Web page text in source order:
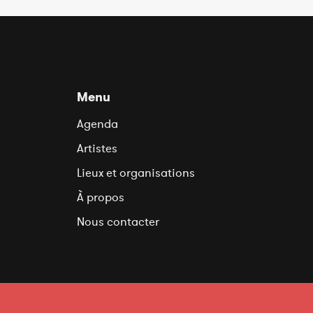
Menu
Agenda
Artistes
Lieux et organisations
À propos
Nous contacter